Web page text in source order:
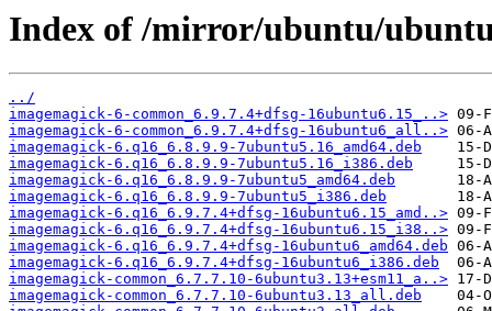
Index of /mirror/ubuntu/
../
imagemagick-6-common_6.9.7.4+dfsg-16ubuntu6.15_..>
imagemagick-6-common_6.9.7.4+dfsg-16ubuntu6_all..>
imagemagick-6.q16_6.8.9.9-7ubuntu5.16_amd64.deb
imagemagick-6.q16_6.8.9.9-7ubuntu5.16_i386.deb
imagemagick-6.q16_6.8.9.9-7ubuntu5_amd64.deb
imagemagick-6.q16_6.8.9.9-7ubuntu5_i386.deb
imagemagick-6.q16_6.9.7.4+dfsg-16ubuntu6.15_amd..>
imagemagick-6.q16_6.9.7.4+dfsg-16ubuntu6.15_i38..>
imagemagick-6.q16_6.9.7.4+dfsg-16ubuntu6_amd64.deb
imagemagick-6.q16_6.9.7.4+dfsg-16ubuntu6_i386.deb
imagemagick-common_6.7.7.10-6ubuntu3.13+esm11_a..>
imagemagick-common_6.7.7.10-6ubuntu3.13_all.deb